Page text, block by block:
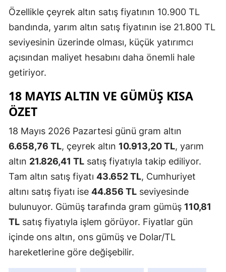
Özellikle çeyrek altın satış fiyatının 10.900 TL
bandında, yarım altın satış fiyatının ise 21.800 TL
seviyesinin üzerinde olması, küçük yatırımcı
açısından maliyet hesabını daha önemli hale
getiriyor.
18 MAYIS ALTIN VE GÜMÜŞ KISA
ÖZET
18 Mayıs 2026 Pazartesi günü gram altın
6.658,76 TL, çeyrek altın 10.913,20 TL, yarım
altın 21.826,41 TL satış fiyatıyla takip ediliyor.
Tam altın satış fiyatı 43.652 TL, Cumhuriyet
altını satış fiyatı ise 44.856 TL seviyesinde
bulunuyor. Gümüş tarafında gram gümüş 110,81
TL satış fiyatıyla işlem görüyor. Fiyatlar gün
içinde ons altın, ons gümüş ve Dolar/TL
hareketlerine göre değişebilir.